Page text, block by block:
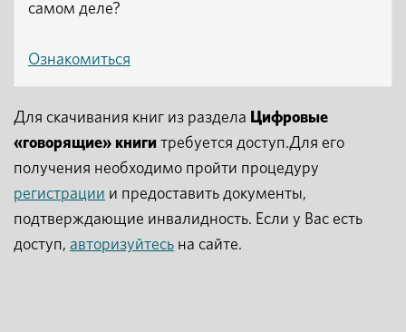
самом деле?
Ознакомиться
Для скачивания книг из раздела Цифровые
«говорящие» книги требуется доступ.Для его
получения необходимо пройти процедуру
регистрации и предоставить документы,
подтверждающие инвалидность. Если у Вас есть
доступ, авторизуйтесь на сайте.